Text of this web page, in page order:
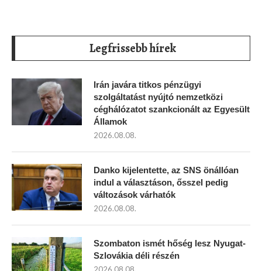
Legfrissebb hírek
Irán javára titkos pénzügyi
szolgáltatást nyújtó nemzetközi
céghálózatot szankcionált az Egyesült
Államok
2026.08.08.
Danko kijelentette, az SNS önállóan
indul a választáson, ősszel pedig
változások várhatók
2026.08.08.
Szombaton ismét hőség lesz Nyugat-
Szlovákia déli részén